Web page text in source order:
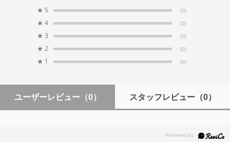
モニター可動範囲
第一軸 0～90° 第二軸 0～120°
無線LAN規格
802.11a/b/g/n/ac（2.4GHz）
Bluetooth LE(Low Energy) 4.2
★ 5 (0)
★ 4 (0)
★ 3 (0)
★ 2 (0)
★ 1 (0)
ユーザーレビュー （0） スタッフレビュー（0）